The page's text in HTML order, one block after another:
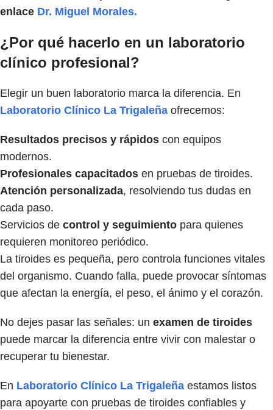
enlace Dr. Miguel Morales.
¿Por qué hacerlo en un laboratorio
clínico profesional?
Elegir un buen laboratorio marca la diferencia. En
Laboratorio Clínico La Trigaleña ofrecemos:
Resultados precisos y rápidos con equipos
modernos.
Profesionales capacitados en pruebas de tiroides.
Atención personalizada, resolviendo tus dudas en
cada paso.
Servicios de control y seguimiento para quienes
requieren monitoreo periódico.
La tiroides es pequeña, pero controla funciones vitales
del organismo. Cuando falla, puede provocar síntomas
que afectan la energía, el peso, el ánimo y el corazón.
No dejes pasar las señales: un examen de tiroides
puede marcar la diferencia entre vivir con malestar o
recuperar tu bienestar.
En Laboratorio Clínico La Trigaleña estamos listos
para apoyarte con pruebas de tiroides confiables y